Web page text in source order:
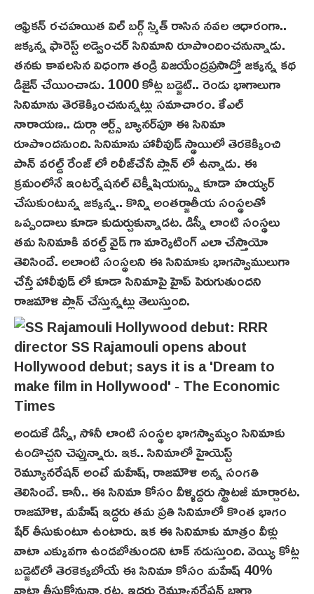
ఆఫ్రికన్ రచ‌హ‌యిత‌ విల్ బర్గ్ స్మిత్ రాసిన నవల ఆధారంగా..
జక్కన్న ఫారెస్ట్ అడ్వెంచర్ సినిమాని రూపొందించనున్నాడు.
తనకు కావలసిన విధంగా తండ్రి విజయేంద్రప్రసాద్తో జక్కన్న కథ
డిజైన్ చేయించాడు. 1000 కోట్ల బడ్జెట్.. రెండు భాగాలుగా
సినిమాను తెరకెక్కించనున్నట్లు సమాచారం. కేఎల్
నారాయణ.. దుర్గా ఆర్ట్స్ బ్యానర్‌పూ ఈ సినిమా
రూపొందనుంది. సినిమాను హాలీవుడ్ స్థాయిలో తెరకెక్కించి
పాన్ వరల్డ్ రేంజ్ లో రిలీజ్‌చేసే ప్లాన్ లో ఉన్నాడు. ఈ
క్రమంలోనే ఇంటర్నేషనల్ టెక్నీషియన్స్ను కూడా హయ్యర్
చేసుకుంటున్న జక్కన్న.. కొన్ని అంతర్జాతీయ సంస్థలతో
ఒప్పందాలు కూడా కుదుర్చుకున్నాడట. డిస్నీ లాంటి సంస్థలు
తమ సినిమాకి వరల్డ్ వైడ్ గా మార్కెటింగ్ ఎలా చేస్తాయో
తెలిసిందే. అలాంటి సంస్థలని ఈ సినిమాకు భాగస్వాములుగా
చేస్తే హాలీవుడ్ లో కూడా సినిమాపై హైప్‌ పెరుగుతుందని
రాజమౌళి ప్లాన్ చేస్తున్నట్లు తెలుస్తుంది.
అందుకే డిస్నీ, సోనీ లాంటి సంస్థల భాగస్వామ్యం సినిమాకు
ఉండొచ్చని చెప్తున్నారు. ఇక.. సినిమాలో హైయెస్ట్
రెమ్యూనరేషన్ అంటే మహేష్, రాజమౌళి అన్న సంగతి
తెలిసిందే. కానీ.. ఈ సినిమా కోసం వీళ్ళిద్దరు స్ట్రాటజీ మార్చారట.
రాజమౌళి, మహేష్ ఇద్దరు తమ ప్రతి సినిమాలో కొంత భాగం
షేర్ తీసుకుంటూ ఉంటారు. ఇక ఈ సినిమాకు మాత్రం వీళ్లు
వాటా ఎక్కువగా ఉండబోతుందని టాక్ నడుస్తుంది. వెయ్యి కోట్ల
బడ్జెట్‌లో తెర‌కెక్క‌బోయే ఈ సినిమా కోసం మహేష్ 40%